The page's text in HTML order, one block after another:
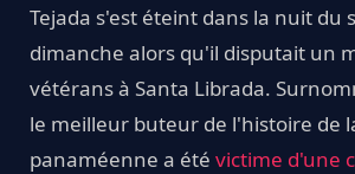
Tejada s'est éteint dans la nuit du
dimanche alors qu'il disputait un
vétérans à Santa Librada.
le meilleur buteur de l'histoire de
panaméenne a été victime d'une